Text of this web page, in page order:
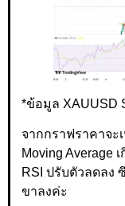
*ข้อมูล XAUUSD
จากกราฟราคาจะ
Moving Average
RSI ปรับตัวลดลง
ขาลงค่ะ